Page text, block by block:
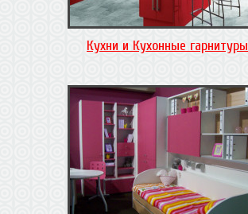
Кухни и Кухонные гарнитуры